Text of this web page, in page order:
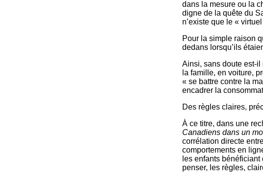
dans la mesure ou la
digne de la quête du
n’existe que le « virtuel
Pour la simple raison
dedans lorsqu’ils
Ainsi, sans doute est-il
la famille, en voiture,
« se battre contre la
encadrer la
Des règles claires,
À ce titre, dans une
Canadiens dans un
corrélation directe
comportements en
les enfants
penser, les règles,